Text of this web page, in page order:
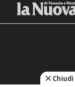
Chiudi